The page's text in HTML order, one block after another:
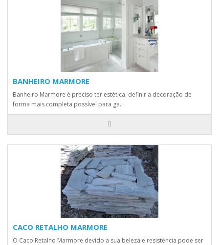
BANHEIRO MARMORE
Banheiro Marmore é preciso ter estética. definir a decoração de
forma mais completa possível para ga..
CACO RETALHO MARMORE
O Caco Retalho Marmore devido a sua beleza e resistência pode ser